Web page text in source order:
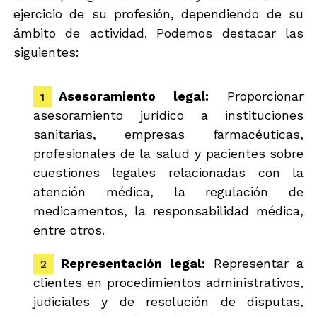
ejercicio de su profesión, dependiendo de su
ámbito de actividad. Podemos destacar las
siguientes:
Asesoramiento legal: Proporcionar
asesoramiento jurídico a instituciones
sanitarias, empresas farmacéuticas,
profesionales de la salud y pacientes sobre
cuestiones legales relacionadas con la
atención médica, la regulación de
medicamentos, la responsabilidad médica,
entre otros.
Representación legal: Representar a
clientes en procedimientos administrativos,
judiciales y de resolución de disputas,